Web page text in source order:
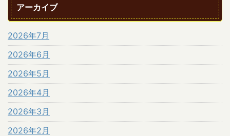
アーカイブ
2026年7月
2026年6月
2026年5月
2026年4月
2026年3月
2026年2月